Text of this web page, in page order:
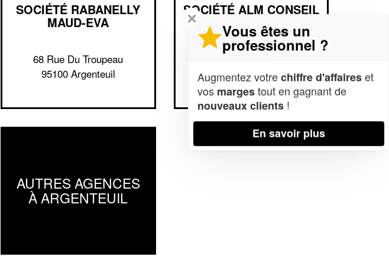
SOCIÉTÉ RABANELLY
MAUD-EVA
68 Rue Du Troupeau
95100 Argenteuil
SOCIÉTÉ ALM CONSEIL
& EXPERTISE (SAS)
42 Rue Denis Roy
95100 Argenteuil
AUTRES AGENCES
À ARGENTEUIL
✕
Vous êtes un
professionnel ?
Augmentez votrechiffre d'affaireset
vos margestout en gagnant de
nouveaux clients !
En savoir plus